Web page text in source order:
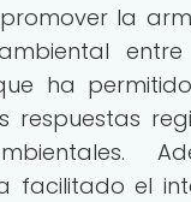
la
ha
respuestas
facilitado el